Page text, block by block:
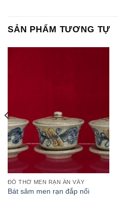
SẢN PHẨM TƯƠNG TỰ
ĐỒ THỜ MEN RẠN ẤN VẨY
Bát sâm men rạn đắp nổi